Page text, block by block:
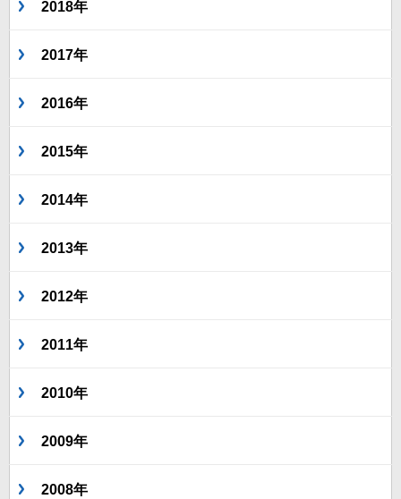
2018年
2017年
2016年
2015年
2014年
2013年
2012年
2011年
2010年
2009年
2008年